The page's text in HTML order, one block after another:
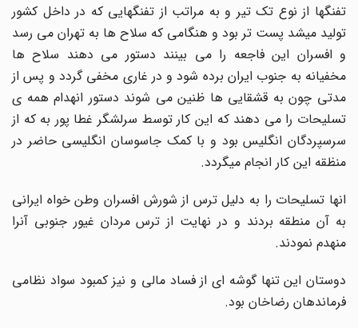
تفنگها از نوع تک تیر و به مراتب از تفنگهایی که در داخل کشور
تولید میشد پست تر بود و هنگامی که سلاح ها به تهران می رسد
و افسران این فاجعه را می بینند دستور می دهند سلاح ها
مخفیانه به جنوب ایران برده شود و در غاری مخفی گردد و پس از
مدتی چون به قشقایی ها ظنین می شوند دستور انهدام همه ی
تسلیحات را می دهند که این کار توسط سرلشگر غطا پور به که از
سرسپردگان انگلیس بود و با کمک جاسوسان انگلیسی حاضر در
منظقه این کار انجام میگردد.
انها تسلیحات را به دلیل ترس از شورش افسران وطن خواه ایرانی
به آن منطقه بردند و در نهایت از ترس مردان غیور جنوبی آنرا
منهدم نمودند.
دوستان این تنها گوشه ای از فساد مالی و نیز کمبود سواد نظامی
فرماندهان رضاخان بود.